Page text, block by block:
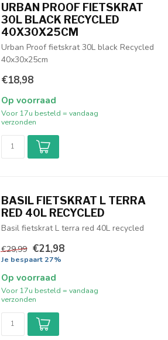
URBAN PROOF FIETSKRAT
30L BLACK RECYCLED
40X30X25CM
Urban Proof fietskrat 30L black Recycled
40x30x25cm
€18,98
Op voorraad
Voor 17u besteld = vandaag
verzonden
BASIL FIETSKRAT L TERRA
RED 40L RECYCLED
Basil fietskrat L terra red 40L recycled
€29,99 €21,98
Je bespaart 27%
Op voorraad
Voor 17u besteld = vandaag
verzonden